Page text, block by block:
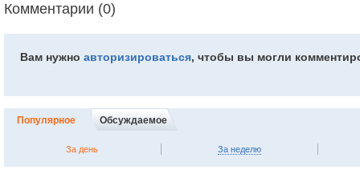
Комментарии (0)
Вам нужно авторизироваться, чтобы вы могли
Популярное Обсуждаемое
За день За неделю